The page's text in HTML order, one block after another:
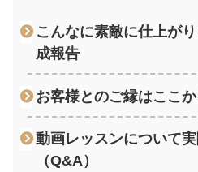
こんなに素敵に仕上が
成報告
お客様とのご縁はここ
動画レッスンについて
（Q&A）